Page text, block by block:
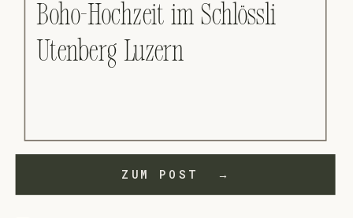
ZUM POST →
Boho-Hochzeit im Schlössli
Utenberg Luzern